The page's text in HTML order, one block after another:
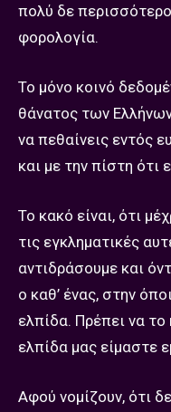
πολύ δε
φορολογία.
Το μόνο κοινό
θάνατος των
να πεθαίνεις εντός
και με την πίστη ότι
Το κακό είναι, ότι
τις εγκληματικές
αντιδράσουμε και
ο καθ’ ένας, στην
ελπίδα. Πρέπει να
ελπίδα μας είμαστε
Αφού νομίζουν, ότι